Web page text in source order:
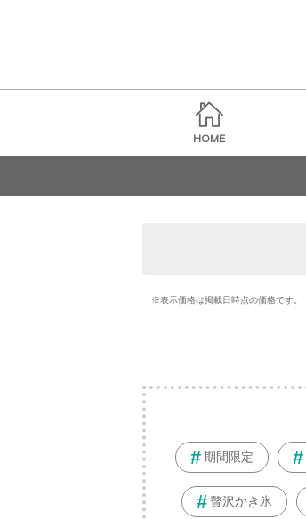
HOME
※表示価格は掲載日時点の価格です。
期間限定
贅沢かき氷